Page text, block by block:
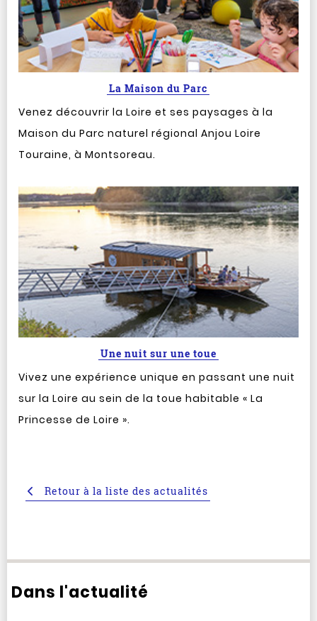
La Maison du Parc
Venez découvrir la Loire et ses paysages à la
Maison du Parc naturel régional Anjou Loire
Touraine, à Montsoreau.
Une nuit sur une toue
Vivez une expérience unique en passant une nuit
sur la Loire au sein de la toue habitable « La
Princesse de Loire ».
Retour à la liste des actualités
Dans l'actualité